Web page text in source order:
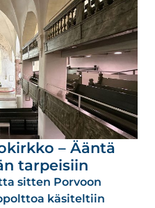
– Ääntä
tarpeisiin
sitten Porvoon
käsiteltiin